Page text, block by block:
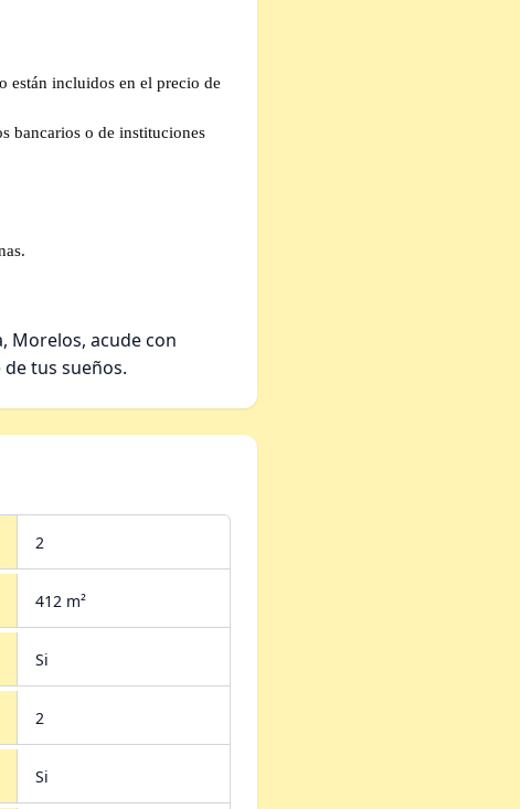
están incluidos en el precio de
bancarios o de instituciones
Morelos, acude con
tus sueños.
2
412 m²
Si
2
Si